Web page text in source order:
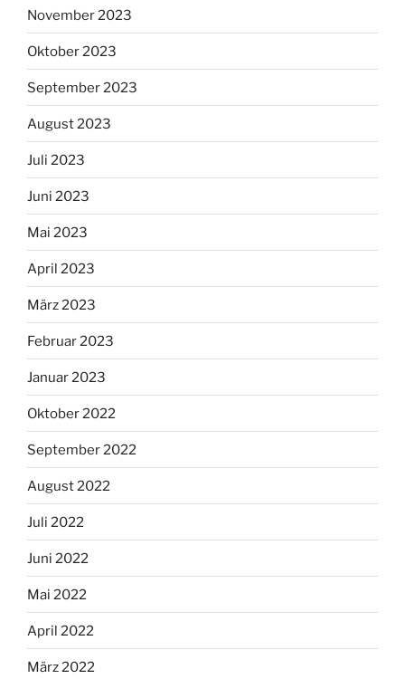
November 2023
Oktober 2023
September 2023
August 2023
Juli 2023
Juni 2023
Mai 2023
April 2023
März 2023
Februar 2023
Januar 2023
Oktober 2022
September 2022
August 2022
Juli 2022
Juni 2022
Mai 2022
April 2022
März 2022